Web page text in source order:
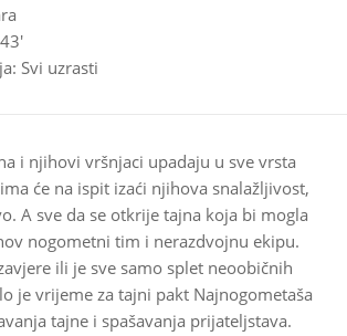
Svi uzrasti
i njihovi vršnjaci upadaju u sve vrsta
će na ispit izaći njihova snalažljivost,
A sve da se otkrije tajna koja bi mogla
nogometni tim i nerazdvojnu ekipu.
ili je sve samo splet neoobičnih
je vrijeme za tajni pakt Najnogometaša
tajne i spašavanja prijateljstava.